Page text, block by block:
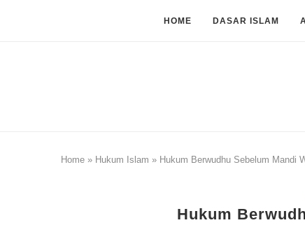
HOME DASAR ISLAM
Home » Hukum Islam » Hukum Berwudhu Sebelum Mandi
Hukum